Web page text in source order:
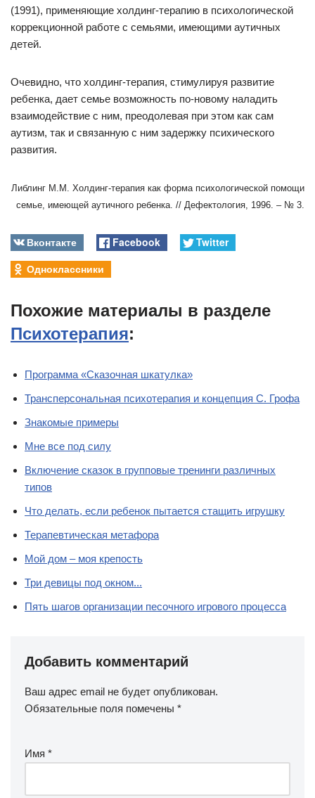
(1991), применяющие холдинг-терапию в психологической
коррекционной работе с семьями, имеющими аутичных
детей.
Очевидно, что холдинг-терапия, стимулируя развитие
ребенка, дает семье возможность по-новому наладить
взаимодействие с ним, преодолевая при этом как сам
аутизм, так и связанную с ним задержку психического
развития.
Либлинг М.М. Холдинг-терапия как форма психологической помощи
семье, имеющей аутичного ребенка. // Дефектология, 1996. – № 3.
Вконтакте Facebook
Twitter
Одноклассники
Похожие материалы в разделе
Психотерапия:
Программа «Сказочная шкатулка»
Трансперсональная психотерапия и концепция С. Грофа
Знакомые примеры
Мне все под силу
Включение сказок в групповые тренинги различных
типов
Что делать, если ребенок пытается стащить игрушку
Терапевтическая метафора
Мой дом – моя крепость
Три девицы под окном...
Пять шагов организации песочного игрового процесса
Добавить комментарий
Ваш адрес email не будет опубликован.
Обязательные поля помечены *
Имя *